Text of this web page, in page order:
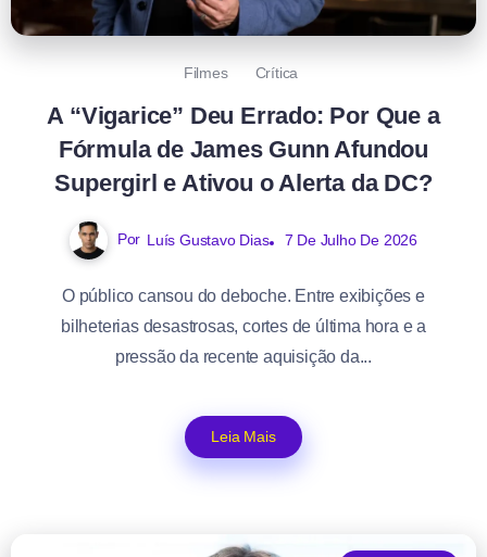
Filmes Crítica
A “Vigarice” Deu Errado: Por Que a
Fórmula de James Gunn Afundou
Supergirl e Ativou o Alerta da DC?
Por Luís Gustavo Dias 7 De Julho De 2026
O público cansou do deboche. Entre exibições e
bilheterias desastrosas, cortes de última hora e a
pressão da recente aquisição da...
Leia Mais